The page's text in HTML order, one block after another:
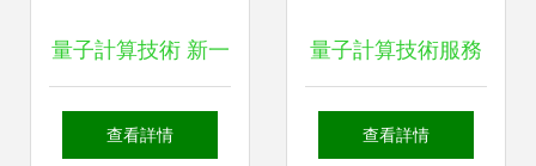
量子計算技術 新一
代信息技術浪潮中
查看詳情
量子計算技術服務
開啟未來計算的新
查看詳情